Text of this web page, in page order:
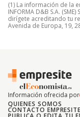
(1) La información de la
INFORMA D&B S.A.
dirígete acreditando tu
Avenida de Europa, 19,
Información ofrecida por
QUIENES SOMOS
CONTACTO EMPRESITE